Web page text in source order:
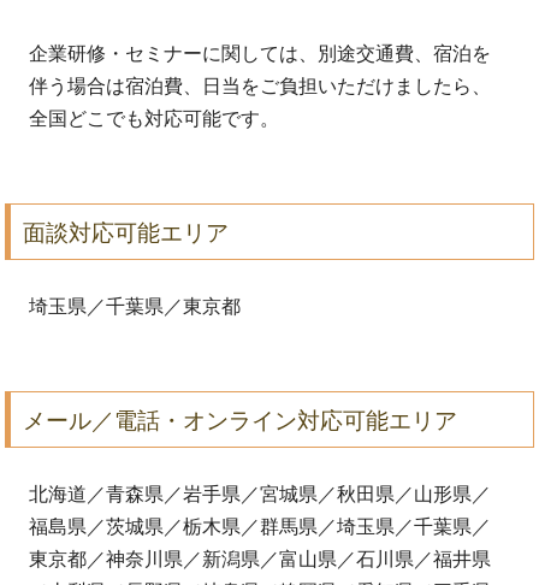
企業研修・セミナーに関しては、別途交通費、宿泊を
伴う場合は宿泊費、日当をご負担いただけましたら、
全国どこでも対応可能です。
面談対応可能エリア
埼玉県／千葉県／東京都
メール／電話・オンライン対応可能エリア
北海道／青森県／岩手県／宮城県／秋田県／山形県／
福島県／茨城県／栃木県／群馬県／埼玉県／千葉県／
東京都／神奈川県／新潟県／富山県／石川県／福井県